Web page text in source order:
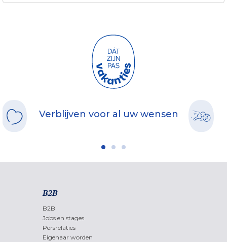
Verblijven voor al uw wensen
B2B
B2B
Jobs en stages
Persrelaties
Eigenaar worden